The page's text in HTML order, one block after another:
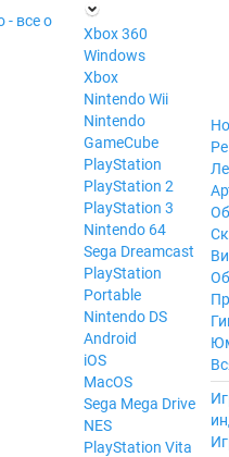
- все о
П
ла
т
ф
ор
м
ы
Xbox 360
Windows
Xbox
Nintendo Wii
Nintendo
GameCube
PlayStation
PlayStation 2
PlayStation 3
Nintendo 64
Sega Dreamcast
PlayStation
Portable
Nintendo DS
Android
iOS
MacOS
Sega Mega Drive
NES
PlayStation Vita